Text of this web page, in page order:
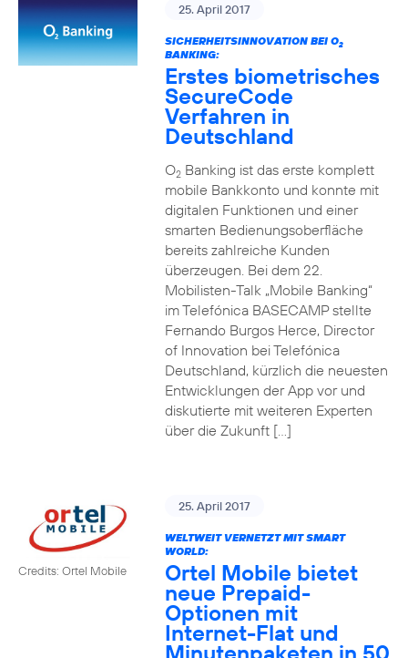
25. April 2017
SICHERHEITSINNOVATION BEI O2
BANKING:
Erstes biometrisches
SecureCode
Verfahren in
Deutschland
O2Banking ist das erste komplett
mobile Bankkonto und konnte mit
digitalen Funktionen und einer
smarten Bedienungsoberfläche
bereits zahlreiche Kunden
überzeugen. Bei dem 22.
Mobilisten-Talk „Mobile Banking“
im Telefónica BASECAMP stellte
Fernando Burgos Herce, Director
of Innovation bei Telefónica
Deutschland, kürzlich die neuesten
Entwicklungen der App vor und
diskutierte mit weiteren Experten
über die Zukunft […]
Credits: Ortel Mobile
25. April 2017
WELTWEIT VERNETZT MIT SMART
WORLD:
Ortel Mobile bietet
neue Prepaid-
Optionen mit
Internet-Flat und
Minutenpaketen in 50